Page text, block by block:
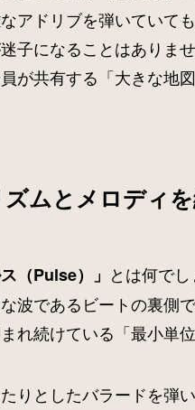
アドリブを弾いていて
子になることはありませ
が共有する「大きな地
ムとメロディ
ス（Pulse）」 とは何でし
波であるビートの裏側で
れ続けている「最小単
りとしたバラードを弾い